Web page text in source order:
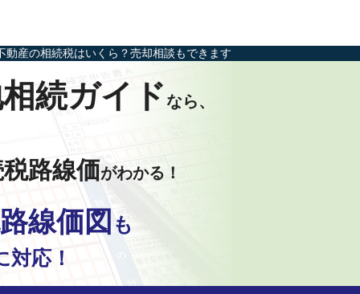
産の相続税はいくら？売却相談もできます
続ガイドなら、
路線価がわかる！
線価図 も
対応！